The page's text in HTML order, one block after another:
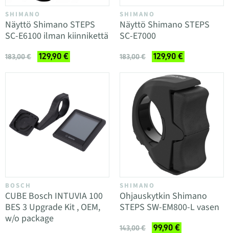
SHIMANO
Näyttö Shimano STEPS
SC-E6100 ilman kiinnikettä
183,00 € 129,90 €
SHIMANO
Näyttö Shimano STEPS
SC-E7000
183,00 € 129,90 €
BOSCH
CUBE Bosch INTUVIA 100
BES 3 Upgrade Kit , OEM,
w/o package
SHIMANO
Ohjauskytkin Shimano
STEPS SW-EM800-L vasen
143,00 € 99,90 €